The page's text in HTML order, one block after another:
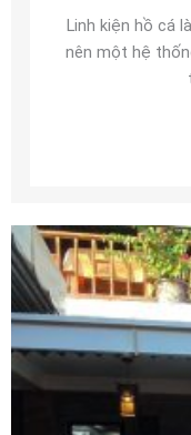
Linh kiện hồ cá
nên một hệ